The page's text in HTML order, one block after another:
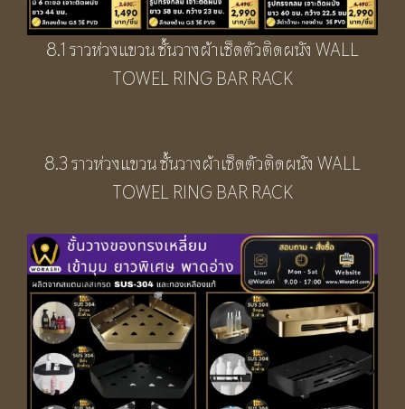
8.1 ราวห่วงแขวน ชั้นวางผ้าเช็ดตัวติดผนัง WALL
TOWEL RING BAR RACK
8.3 ราวห่วงแขวน ชั้นวางผ้าเช็ดตัวติดผนัง WALL
TOWEL RING BAR RACK